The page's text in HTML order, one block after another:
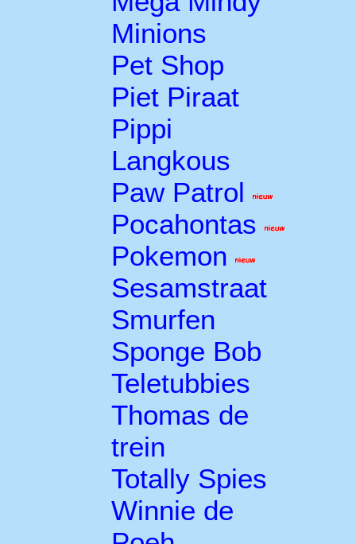
Minions
Pet Shop
Piet Piraat
Pippi
Langkous
Paw Patrol
Pocahontas
Pokemon
Sesamstraat
Smurfen
Sponge Bob
Teletubbies
Thomas de
trein
Totally Spies
Winnie de